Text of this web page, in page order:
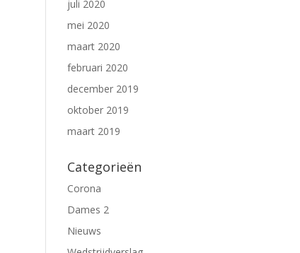
juli 2020
mei 2020
maart 2020
februari 2020
december 2019
oktober 2019
maart 2019
Categorieën
Corona
Dames 2
Nieuws